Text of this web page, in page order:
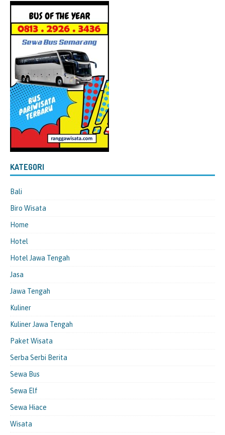
KATEGORI
Bali
Biro Wisata
Home
Hotel
Hotel Jawa Tengah
Jasa
Jawa Tengah
Kuliner
Kuliner Jawa Tengah
Paket Wisata
Serba Serbi Berita
Sewa Bus
Sewa Elf
Sewa Hiace
Wisata